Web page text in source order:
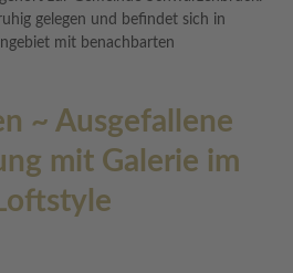
gelegen und befindet sich in
mit benachbarten
~ Ausgefallene
mit Galerie im